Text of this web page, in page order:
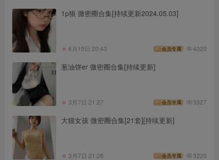
1p狼 微密圈合集[持续更新2024.05.03]
6月10日 20:43 会员专属 4020
葱油饼er 微密圈合集[持续更新]
3月7日 21:27 会员专属 3327
大猫女孩 微密圈合集[21套][持续更新]
3月7日 21:26 会员专属 3220